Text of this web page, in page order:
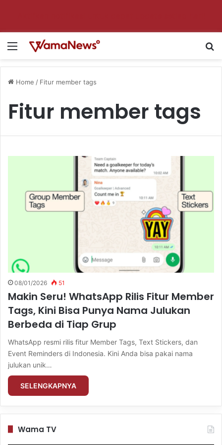
Menu
Home / Fitur member tags
Fitur member tags
08/01/2026 51
Makin Seru! WhatsApp Rilis Fitur Member
Tags, Kini Bisa Punya Nama Julukan
Berbeda di Tiap Grup
WhatsApp resmi rilis fitur Member Tags, Text Stickers, dan
Event Reminders di Indonesia. Kini Anda bisa pakai nama
julukan unik…
SELENGKAPNYA
Wama TV